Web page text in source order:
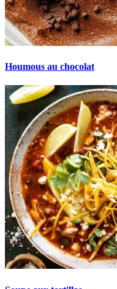
Houmous au chocolat